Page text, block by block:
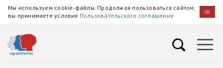
Мы используем cookie-файлы. Продолжая пользоваться сайтом,
вы принимаете условия Пользовательского соглашения OK